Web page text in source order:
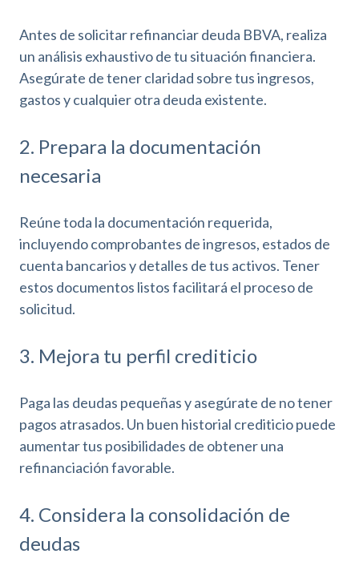
Antes de solicitar refinanciar deuda BBVA, realiza
un análisis exhaustivo de tu situación financiera.
Asegúrate de tener claridad sobre tus ingresos,
gastos y cualquier otra deuda existente.
2. Prepara la documentación
necesaria
Reúne toda la documentación requerida,
incluyendo comprobantes de ingresos, estados de
cuenta bancarios y detalles de tus activos. Tener
estos documentos listos facilitará el proceso de
solicitud.
3. Mejora tu perfil crediticio
Paga las deudas pequeñas y asegúrate de no tener
pagos atrasados. Un buen historial crediticio puede
aumentar tus posibilidades de obtener una
refinanciación favorable.
4. Considera la consolidación de
deudas